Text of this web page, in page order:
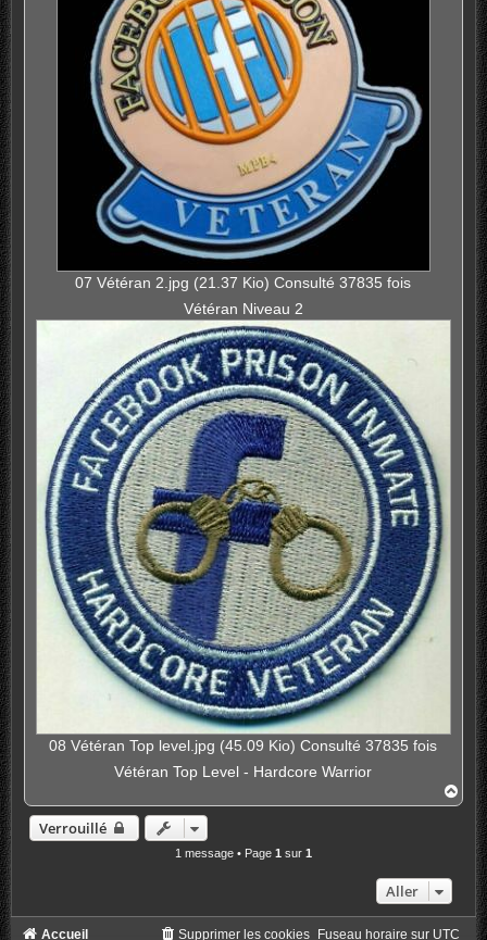
07 Vétéran 2.jpg (21.37 Kio) Consulté 37835 fois
Vétéran Niveau 2
08 Vétéran Top level.jpg (45.09 Kio) Consulté 37835 fois
Vétéran Top Level - Hardcore Warrior
a
Verrouillé
1 message • Page 1 sur 1
Aller
Accueil Fuseau horaire sur UTC
Supprimer les cookies